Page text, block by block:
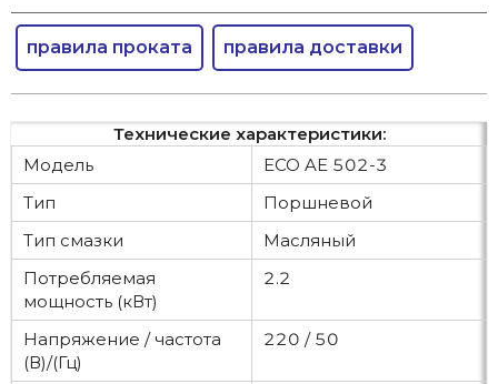
правила проката правила доставки
Технические характеристики:
Модель
ECO AE 502-3
Тип
Поршневой
Тип смазки
Масляный
Потребляемая
мощность (кВт)
2.2
Напряжение / частота
(В)/(Гц)
220 / 50